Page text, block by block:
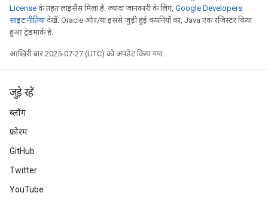
License के तहत लाइसेंस मिला है. ज़्यादा जानकारी के लिए, Google Developers
साइट नीतियांदेखें. Oracle और/या इससे जुड़ी हुई कंपनियों का, Java एक रजिस्टर किया
हुआ ट्रेडमार्क है.
आखिरी बार 2025-07-27 (UTC) को अपडेट किया गया.
जुड़े रहें
ब्लॉग
फ़ोरम
GitHub
Twitter
YouTube